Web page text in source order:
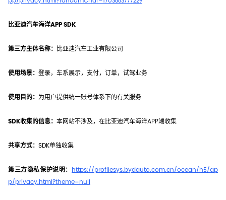
比亚迪汽车海洋APP SDK
第三方主体名称： 比亚迪汽车工业有限公司
使用场景： 登录，车系展示，支付，订单，试驾业务
使用目的： 为用户提供统一账号体系下的有关服务
SDK收集的信息： 本网站不涉及，在比亚迪汽车海洋APP端收集
共享方式： SDK单独收集
第三方隐私保护说明：
https://profilesys.bydauto.com.cn/ocean/h5/ap
p/privacy.html?theme=null